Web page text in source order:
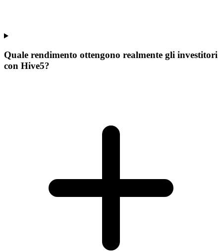
Quale rendimento ottengono realmente gli investitori
con Hive5?